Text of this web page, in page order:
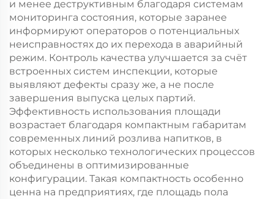
и менее деструктивным благодаря системам
мониторинга состояния, которые заранее
информируют операторов о потенциальных
неисправностях до их перехода в аварийный
режим. Контроль качества улучшается за счёт
встроенных систем инспекции, которые
выявляют дефекты сразу же, а не после
завершения выпуска целых партий.
Эффективность использования площади
возрастает благодаря компактным габаритам
современных линий розлива напитков, в
которых несколько технологических процессов
объединены в оптимизированные
конфигурации. Такая компактность особенно
ценна на предприятиях, где площадь пола